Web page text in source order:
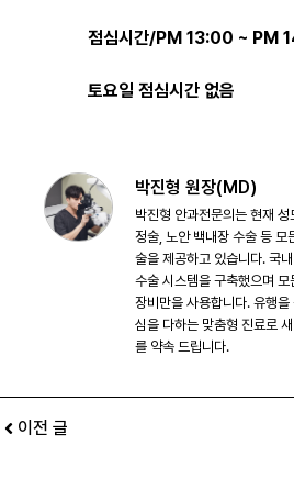
점심시간/PM 13:00 ~ PM
토요일 점심시간 없음
박진형 원장(MD)
박진형 안과전문의는 현재
정술, 노안 백내장 수술 등 모
술을 제공하고 있습니다. 국
수술 시스템을 구축했으며
장비만을 사용합니다. 유행
심을 다하는 맞춤형 진료로
를 약속 드립니다.
이전 글